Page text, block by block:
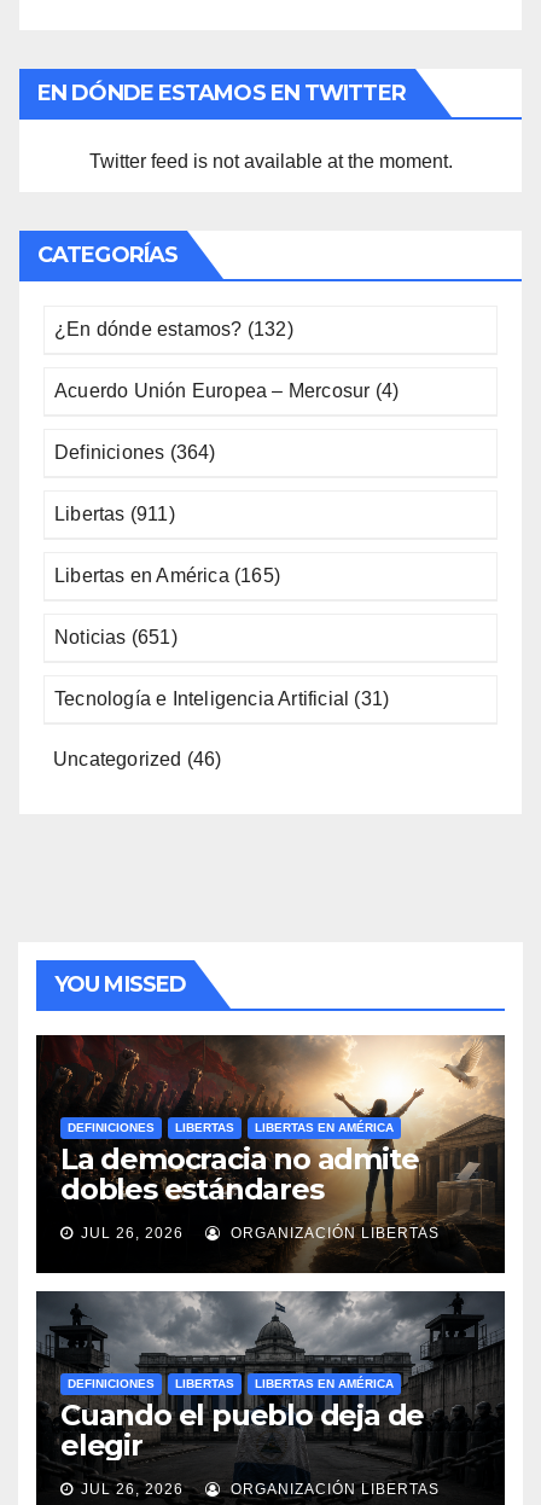
EN DÓNDE ESTAMOS EN TWITTER
Twitter feed is not available at the moment.
CATEGORÍAS
¿En dónde estamos? (132)
Acuerdo Unión Europea – Mercosur (4)
Definiciones (364)
Libertas (911)
Libertas en América (165)
Noticias (651)
Tecnología e Inteligencia Artificial (31)
Uncategorized (46)
YOU MISSED
DEFINICIONES LIBERTAS LIBERTAS EN AMÉRICA
La democracia no admite
dobles estándares
JUL 26, 2026 ORGANIZACIÓN LIBERTAS
DEFINICIONES LIBERTAS LIBERTAS EN AMÉRICA
Cuando el pueblo deja de
elegir
JUL 26, 2026 ORGANIZACIÓN LIBERTAS